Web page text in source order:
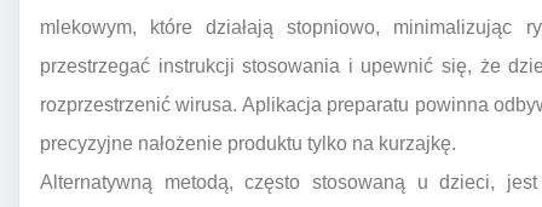
mlekowym, które działają stopniowo, minimalizując
przestrzegać instrukcji stosowania i upewnić się, że
rozprzestrzenić wirusa. Aplikacja preparatu powinna
precyzyjne nałożenie produktu tylko na kurzajkę.
Alternatywną metodą, często stosowaną u dzieci,